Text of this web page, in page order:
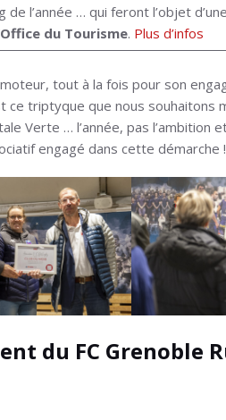
l’année … qui feront l’objet
du Tourisme. Plus d’infos
tout à la fois pour son
ce triptyque que nous souhaitons
Verte … l’année, pas l’ambition
engagé dans cette démarche !
du FC Grenoble